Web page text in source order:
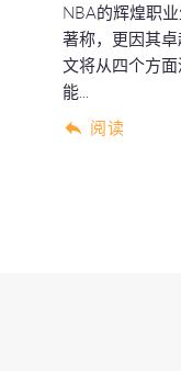
NBA的辉煌职
著称，更因其
文将从四个方
能...
阅读